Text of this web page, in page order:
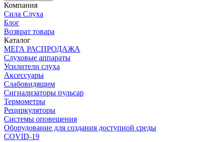
Компания
Сила Слуха
Блог
Возврат товара
Каталог
МЕГА РАСПРОДАЖА
Слуховые аппараты
Усилители слуха
Аксессуары
Слабовидящим
Сигнализаторы пульсар
Термометры
Рециркуляторы
Cистемы оповещения
Оборудование для создания доступной среды
COVID-19